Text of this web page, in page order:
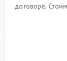
договоре.